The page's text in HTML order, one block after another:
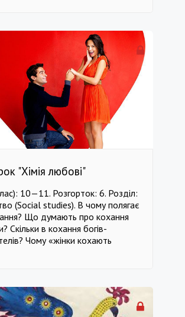
глину? Мета: Розширити
нерудні корисні копалини, їх
способи видобутку.
інформацію про глину як
і її використання в промислових
медицині. ------------------------------
клас 9 Географія клас
9 Технології клас 9 Основи
клас 9 Історія клас 9 Мистецтво
"Хімія любові"
10—11. Розгорток: 6. Розділ:
(Social studies). В чому полягає
Що думають про кохання
Скільки в кохання богів-
Чому «жінки кохають
Набути знання про феномен
різних точок зору. Сформувати
про любов, її вплив на